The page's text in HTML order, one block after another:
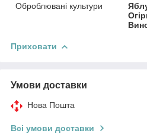
Оброблювані культури
Приховати
Умови доставки
Нова Пошта
Всі умови доставки